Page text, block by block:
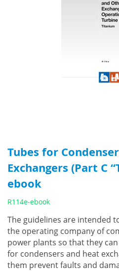
Tubes for
Exchangers (Part C
ebook
R114e-ebook
The guidelines are intended
the operating company of
power plants so that they
for condensers and heat
them prevent faults and